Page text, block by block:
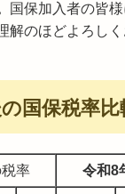
国保加入者の皆
解のほどよろしく
国保税率比
率 令和8